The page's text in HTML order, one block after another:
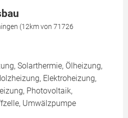
(12km von 71726
Solarthermie, Ölheizung,
Elektroheizung,
Photovoltaik,
Umwälzpumpe